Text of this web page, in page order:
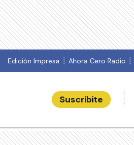
Edición Impresa Ahora Cero Radio
Suscribite